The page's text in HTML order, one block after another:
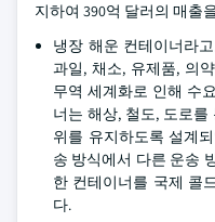
지하여 390억 달러의 매출
냉장 해운 컨테이너라
과일, 채소, 유제품, 의
무역 세계화로 인해 수
너는 해상, 철도, 도로
위를 유지하도록 설계
송 방식에서 다른 운송
한 컨테이너를 국제 콜
다.